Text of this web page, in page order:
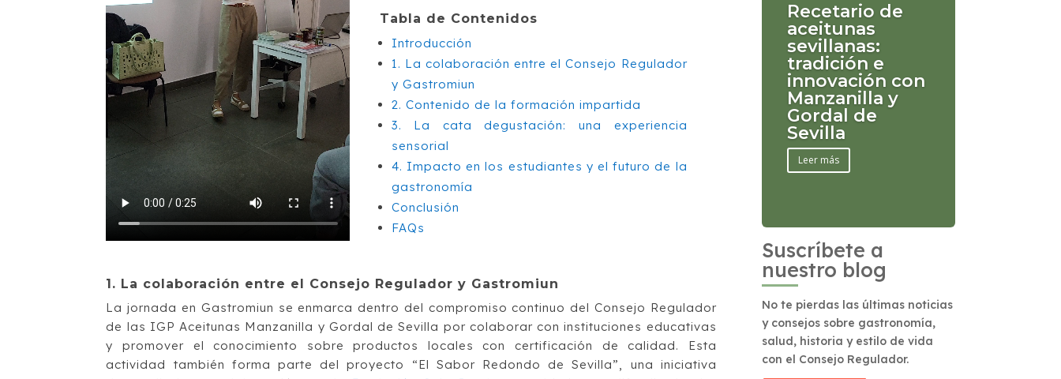
Tabla de Contenidos
Introducción
1. La colaboración entre el Consejo Regulador
y Gastromiun
2. Contenido de la formación impartida
3. La cata degustación: una experiencia
sensorial
4. Impacto en los estudiantes y el futuro de la
gastronomía
Conclusión
FAQs
1. La colaboración entre el Consejo Regulador y Gastromiun
La jornada en Gastromiun se enmarca dentro del compromiso continuo del Consejo Regulador
de las IGP Aceitunas Manzanilla y Gordal de Sevilla por colaborar con instituciones educativas
y promover el conocimiento sobre productos locales con certificación de calidad. Esta
actividad también forma parte del proyecto “El Sabor Redondo de Sevilla”, una iniciativa
Recetario de
aceitunas
sevillanas:
tradición e
innovación con
Manzanilla y
Gordal de
Sevilla
Leer más
Suscríbete a
nuestro blog
No te pierdas las últimas noticias
y consejos sobre gastronomía,
salud, historia y estilo de vida
con el Consejo Regulador.